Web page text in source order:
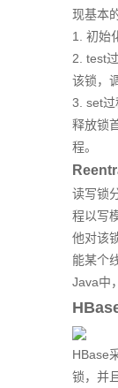
现基本
1. 初始
2. test
该锁，
3. set过
释放锁
程。
读写锁
程以写
他对该
能某个
Java中
HBase
锁，并